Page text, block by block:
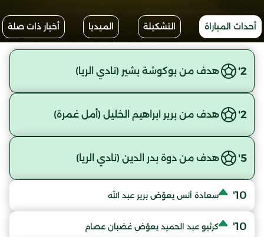
أحداث المباراة التشكيلة الميديا أخبار ذات صلة
2' هدف من بوكوشة بشير (نادي الريا)
2' هدف من برير ابراهيم الخليل (أمل غمرة)
5' هدف من دوة بدر الدين (نادي الريا)
10' سعادة أنس يعوّض برير عبد الله
10' كرثيو عبد الحميد يعوّض غضبان عصام